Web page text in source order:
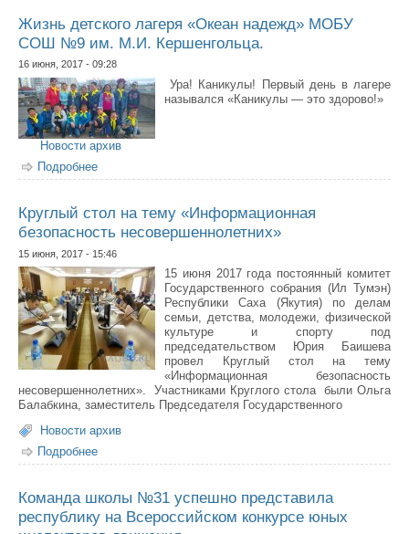
Жизнь детского лагеря «Океан надежд» МОБУ
СОШ №9 им. М.И. Кершенгольца.
16 июня, 2017 - 09:28
Ура! Каникулы! Первый день в лагере
назывался «Каникулы — это здорово!»
Новости архив
Подробнее
№9 им. М.И. Кершенгольца.
Круглый стол на тему «Информационная
безопасность несовершеннолетних»
15 июня, 2017 - 15:46
15 июня 2017 года постоянный комитет
Государственного собрания (Ил Тумэн)
Республики Саха (Якутия) по делам
семьи, детства, молодежи, физической
культуре и спорту под
председательством Юрия Баишева
провел Круглый стол на тему
«Информационная безопасность
несовершеннолетних». Участниками Круглого стола были Ольга
Балабкина, заместитель Председателя Государственного
Новости архив
Подробнее
безопасность несовершеннолетних»
Команда школы №31 успешно представила
республику на Всероссийском конкурсе юных